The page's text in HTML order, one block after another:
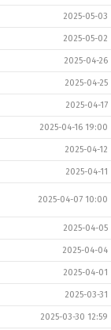
2025-05-03
2025-05-02
2025-04-26
2025-04-25
2025-04-17
2025-04-16 19:00
2025-04-12
2025-04-11
2025-04-07 10:00
2025-04-05
2025-04-04
2025-04-01
2025-03-31
2025-03-30 12:59